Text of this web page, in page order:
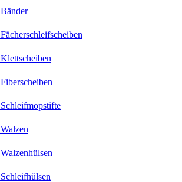
Bänder
Fächerschleifscheiben
Klettscheiben
Fiberscheiben
Schleifmopstifte
Walzen
Walzenhülsen
Schleifhülsen